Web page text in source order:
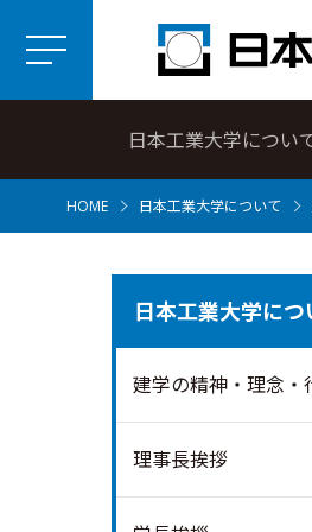
日本工業大学につい
HOME 日本工業大学について
日本工業大学につ
建学の精神・理念・
理事長挨拶